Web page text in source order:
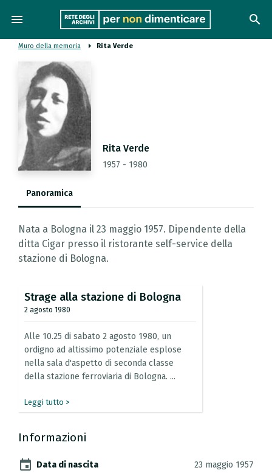
menu search
Muro della memoria Rita Verde
Rita Verde
1957 - 1980
Panoramica
Nata a Bologna il 23 maggio 1957. Dipendente della
ditta Cigar presso il ristorante self-service della
stazione di Bologna.
Strage alla stazione di Bologna
2 agosto 1980
Alle 10.25 di sabato 2 agosto 1980, un
ordigno ad altissimo potenziale esplose
nella sala d'aspetto di seconda classe
della stazione ferroviaria di Bologna. ...
Leggi tutto >
Informazioni
event Data di nascita 23 maggio 1957